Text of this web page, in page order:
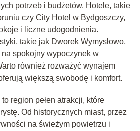
potrzeb i budżetów. Hotele, takie
czy City Hotel w Bydgoszczy,
i liczne udogodnienia.
takie jak Dworek Wymysłowo,
spokojny wypoczynek w
również rozważyć wynajem
większą swobodę i komfort.
region pełen atrakcji, które
Od historycznych miast, przez
na świeżym powietrzu i